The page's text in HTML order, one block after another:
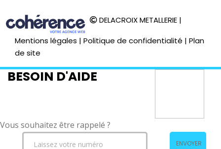
DELACROIX METALLERIE |
Mentions légales | Politique de confidentialité | Plan
de site
BESOIN D'AIDE
Vous souhaitez être rappelé ?
ENVOYER